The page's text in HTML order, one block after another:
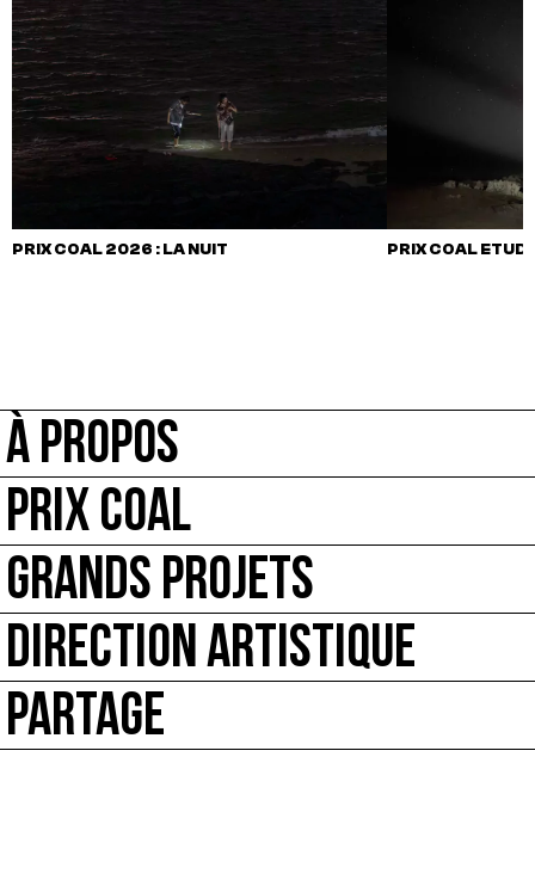
PRIX COAL 2026 : LA NUIT PRIX COAL
À PROPOS
PRIX COAL
GRANDS PROJETS
DIRECTION ARTISTIQUE
PARTAGE